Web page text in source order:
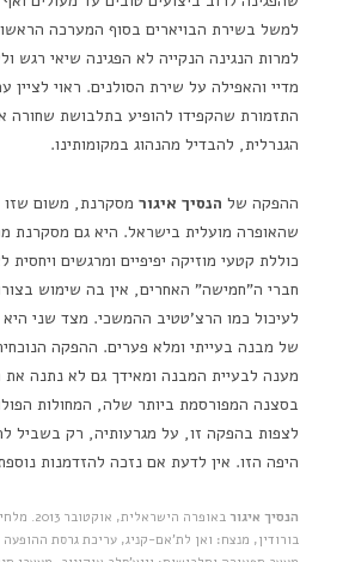
למשל בשירת הבויארים בסוף המערכה
למרות הנגינה הנקייה לא הפגינה שיאי רגש
מדיי והאפילה על שירת הסולנים. ראוי לציין
התזמורת שהקפידו להופיע בתלבושת שחורה
הגנרלית, להבדיל מהנהוג במקומותינו.
ההפקה של הנסיך איגור מסקרנת, משום
שהאופרה מועלית בישראל. היא גם מסקרנת
כוללת קטעי מוזיקה יפיפיים ומרגשים ויחסית
חברי ה"חמישה" האחרים, אין בה שימוש
לעיכול כמו הרצ'טטיב ההמשכי. מצד שני
של מבנה בעייתי ומלא פערים. ההפקה
מענה לבעיית המבנה ומאידך גם לא נתנה
בסצנה המפורסמת ביותר שלה, המחולות
לצפות בהפקה זו, על מגרעותיה, רק בשביל
היפה הזו. אין לדעת אם נזכה להזדמנות
הנסיך איגור
באופרה
בורודין, מנצח: ואן לת'אם-קניג, עריכת גרסת ההופעה